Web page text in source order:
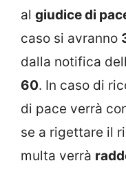
al giudice di
caso si avranno
dalla notifica
60. In caso di
di pace verrà
se a rigettare il
multa verrà